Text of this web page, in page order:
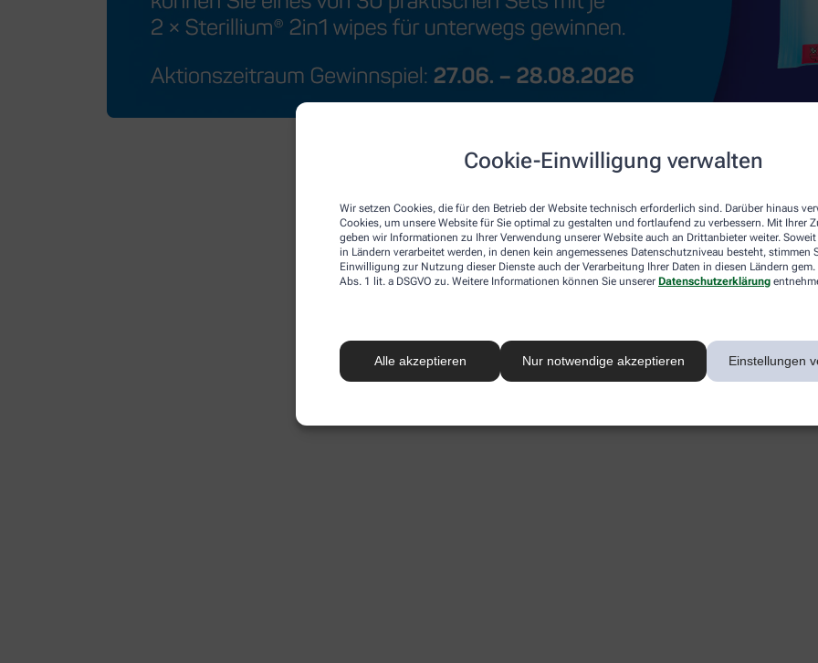
Cookie-Einwilligung verwalten
Wir setzen Cookies, die für den Betrieb der Website technisch erforderlich sind. Darüber hinaus
Cookies, um unsere Website für Sie optimal zu gestalten und fortlaufend zu verbessern. Mit Ihrer
geben wir Informationen zu Ihrer Verwendung unserer Website auch an Drittanbieter weiter. Soweit
in Ländern verarbeitet werden, in denen kein angemessenes Datenschutzniveau besteht, stimmen
Einwilligung zur Nutzung dieser Dienste auch der Verarbeitung Ihrer Daten in diesen Ländern
Abs. 1 lit. a DSGVO zu. Weitere Informationen können Sie unserer Datenschutzerklärung
Alle akzeptieren Nur notwendige akzeptieren Einstellungen